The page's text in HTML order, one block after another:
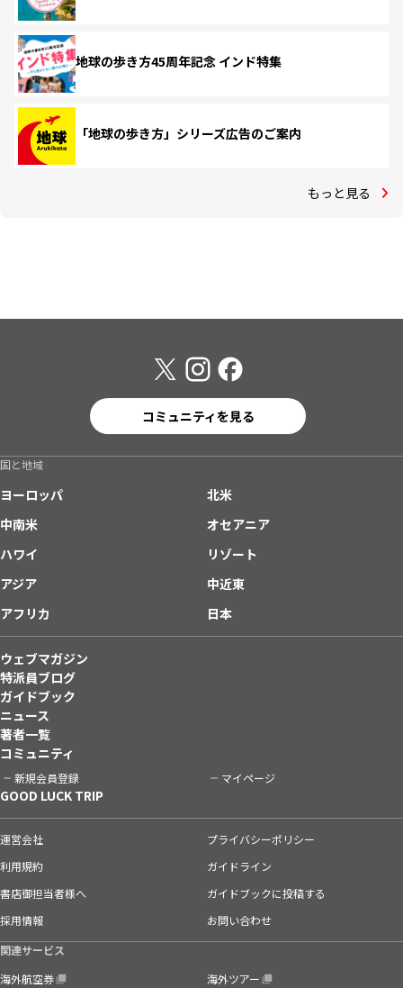
地球の歩き方45周年記念 インド特集
「地球の歩き方」シリーズ広告のご案内
もっと見る
コミュニティを見る
国と地域
ヨーロッパ
北米
中南米
オセアニア
ハワイ
リゾート
アジア
中近東
アフリカ
日本
ウェブマガジン
特派員ブログ
ガイドブック
ニュース
著者一覧
コミュニティ
新規会員登録 マイページ
GOOD LUCK TRIP
運営会社
プライバシーポリシー
利用規約
ガイドライン
書店御担当者様へ
ガイドブックに投稿する
採用情報
お問い合わせ
関連サービス
海外航空券
海外ツアー